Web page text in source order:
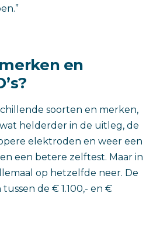
en
soorten en merken,
helderder in de uitleg, de
elektroden en weer een
een betere zelftest. Maar in
op hetzelfde neer. De
de € 1.100,- en €